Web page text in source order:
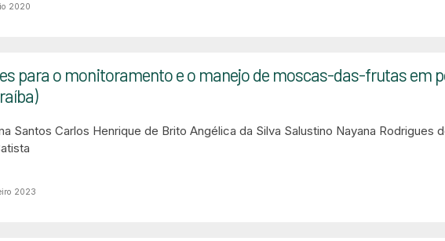
2020
para o monitoramento e o manejo de moscas-das-frutas em
Santos Carlos Henrique de Brito Angélica da Silva Salustino Nayana Rodrigues
2023